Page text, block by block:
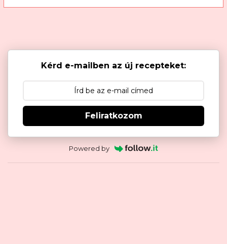
Kérd e-mailben az új recepteket:
Feliratkozom
Powered by